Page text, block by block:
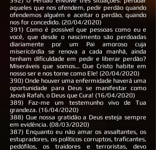
aqueles que nos ofendem, pedir perdão quando
ofendemos alguém e aceitar o perdão, quando
nos for concedido. (20/04/2020)
391) Como é possível que pessoas como eu e
você, que desde o nascimento são perdoadas
diariamente por um Pai amoroso cuja
misericórdia se renova a cada manhã, ainda
tenham dificuldade em pedir e liberar perdão?
Miseráveis que somos... Que Cristo habite em
nosso ser e nos torne como Ele! (20/04/2020)
390) Onde houver uma enfermidade haverá uma
oportunidade para Deus se manifestar como
Jeová Rafah, o Deus que Cura! (16/04/2020)
389) Faz-me um testemunho vivo de Tua
grandeza. (16/04/2020)
388) Que nossa gratidão a Deus esteja sempre
em evidência. (08/03/2020)
387) Enquanto eu não amar os assaltantes, os
estupradores, os políticos corruptos, traficantes,
pedófilos, os traidores e terroristas, devo